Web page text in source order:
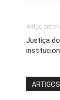
Artigo
Justiça